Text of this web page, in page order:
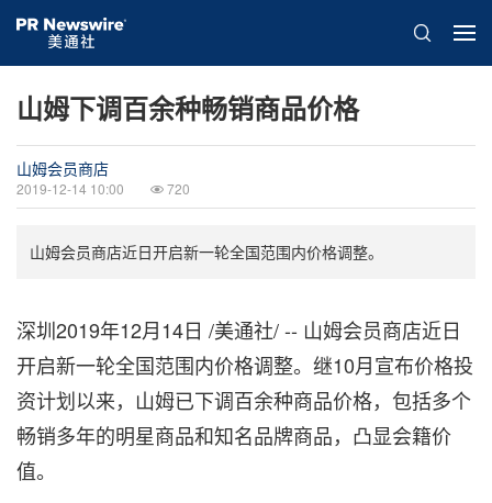
山姆下调百余种畅销商品价格
山姆会员商店
2019-12-14 10:00 720
山姆会员商店近日开启新一轮全国范围内价格调整。
深圳2019年12月14日 /美通社/ -- 山姆会员商店近日
开启新一轮全国范围内价格调整。继10月宣布价格投
资计划以来，山姆已下调百余种商品价格，包括多个
畅销多年的明星商品和知名品牌商品，凸显会籍价
值。